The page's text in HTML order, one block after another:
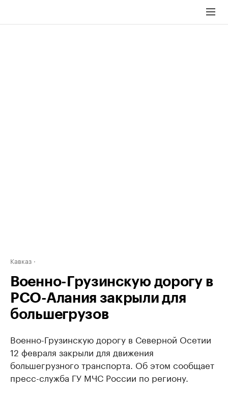
Кавказ
Военно-Грузинскую дорогу в
РСО-Алания закрыли для
большегрузов
Военно-Грузинскую дорогу в Северной Осетии
12 февраля закрыли для движения
большегрузного транспорта. Об этом сообщает
пресс-служба ГУ МЧС России по региону.